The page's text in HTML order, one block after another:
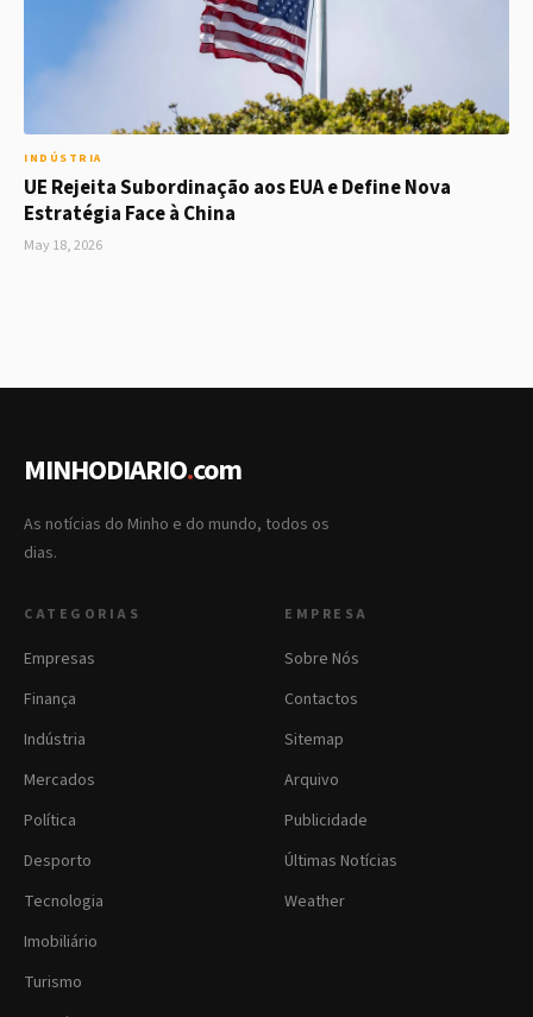
INDÚSTRIA
UE Rejeita Subordinação aos EUA e Define Nova
Estratégia Face à China
May 18, 2026
MINHODIARIO.com
As notícias do Minho e do mundo, todos os
dias.
CATEGORIAS
Empresas
Finança
Indústria
Mercados
Política
Desporto
Tecnologia
Imobiliário
Turismo
EMPRESA
Sobre Nós
Contactos
Sitemap
Arquivo
Publicidade
Últimas Notícias
Weather